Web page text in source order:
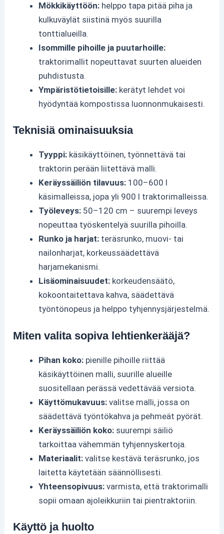
Mökkikäyttöön: helppo tapa pitää piha ja
kulkuväylät siistinä myös suurilla
tonttialueilla.
Isommille pihoille ja puutarhoille:
traktorimallit nopeuttavat suurten alueiden
puhdistusta.
Ympäristötietoisille: kerätyt lehdet voi
hyödyntää kompostissa luonnonmukaisesti.
Teknisiä ominaisuuksia
Tyyppi: käsikäyttöinen, työnnettävä tai
traktorin perään liitettävä malli.
Keräyssäiliön tilavuus: 100–600 l
käsimalleissa, jopa yli 900 l traktorimalleissa.
Työleveys: 50–120 cm – suurempi leveys
nopeuttaa työskentelyä suurilla pihoilla.
Runko ja harjat: teräsrunko, muovi- tai
nailonharjat, korkeussäädettävä
harjamekanismi.
Lisäominaisuudet: korkeudensäätö,
kokoontaitettava kahva, säädettävä
työntönopeus ja helppo tyhjennysjärjestelmä.
Miten valita sopiva lehtienkerääjä?
Pihan koko: pienille pihoille riittää
käsikäyttöinen malli, suurille alueille
suositellaan perässä vedettävää versiota.
Käyttömukavuus: valitse malli, jossa on
säädettävä työntökahva ja pehmeät pyörät.
Keräyssäiliön koko: suurempi säiliö
tarkoittaa vähemmän tyhjennyskertoja.
Materiaalit: valitse kestävä teräsrunko, jos
laitetta käytetään säännöllisesti.
Yhteensopivuus: varmista, että traktorimalli
sopii omaan ajoleikkuriin tai pientraktoriin.
Käyttö ja huolto